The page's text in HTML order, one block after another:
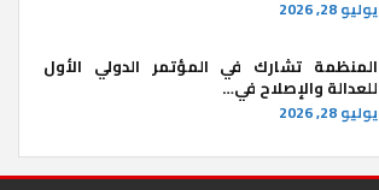
يوليو 28, 2026
المنظمة تشارك في المؤتمر الدولي الأول
للعدالة والإصلاح في…
يوليو 28, 2026